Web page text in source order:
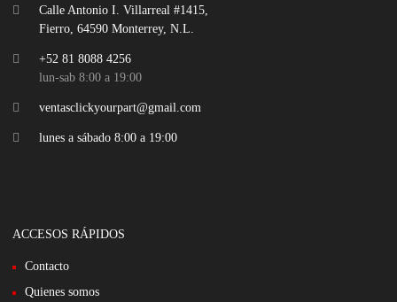
Calle Antonio I. Villarreal #1415,
Fierro, 64590 Monterrey, N.L.
+52 81 8088 4256
lun-sab 8:00 a 19:00
ventasclickyourpart@gmail.com
lunes a sábado 8:00 a 19:00
ACCESOS RÁPIDOS
Contacto
Quienes somos